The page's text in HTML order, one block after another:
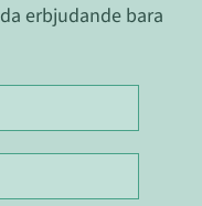
erbjudande bara